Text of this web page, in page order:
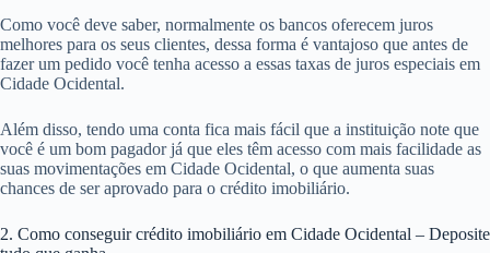
Como você deve saber, normalmente os bancos oferecem juros
melhores para os seus clientes, dessa forma é vantajoso que antes de
fazer um pedido você tenha acesso a essas taxas de juros especiais em
Cidade Ocidental.
Além disso, tendo uma conta fica mais fácil que a instituição note que
você é um bom pagador já que eles têm acesso com mais facilidade as
suas movimentações em Cidade Ocidental, o que aumenta suas
chances de ser aprovado para o crédito imobiliário.
2. Como conseguir crédito imobiliário em Cidade Ocidental – Deposite